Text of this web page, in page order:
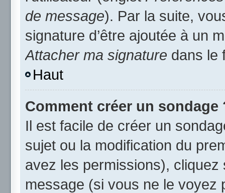
de message). Par la suite,
signature d’être ajoutée à un
Attacher ma signature dans le
Haut
Comment créer un sondage
Il est facile de créer un
sujet ou la modification du
avez les permissions), cliquez
message (si vous ne le voyez